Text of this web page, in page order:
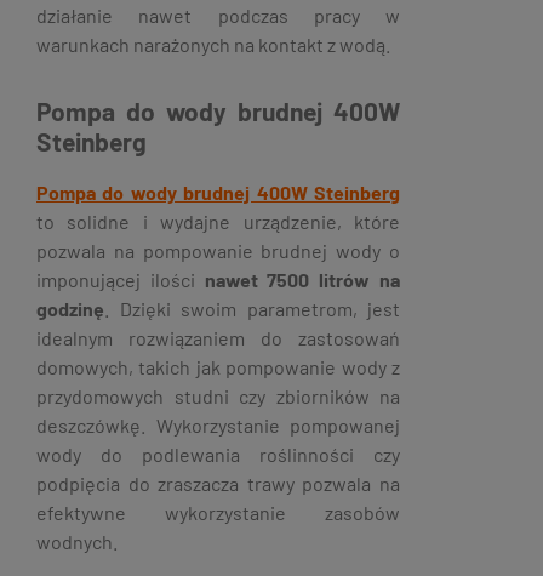
działanie nawet podczas pracy w
warunkach narażonych na kontakt z wodą.
Pompa do wody brudnej 400W
Steinberg
Pompa do wody brudnej 400W Steinberg
to solidne i wydajne urządzenie, które
pozwala na pompowanie brudnej wody o
imponującej ilości nawet 7500 litrów na
godzinę . Dzięki swoim parametrom, jest
idealnym rozwiązaniem do zastosowań
domowych, takich jak pompowanie wody z
przydomowych studni czy zbiorników na
deszczówkę. Wykorzystanie pompowanej
wody do podlewania roślinności czy
podpięcia do zraszacza trawy pozwala na
efektywne wykorzystanie zasobów
wodnych.